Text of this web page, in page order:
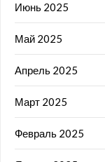
Июнь 2025
Май 2025
Апрель 2025
Март 2025
Февраль 2025